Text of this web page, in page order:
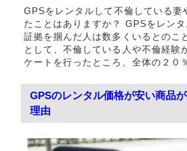
GPSをレンタルして不倫している妻
たことはありますか？ GPSをレン
証拠を掴んだ人は数多くいるとのこ
として、不倫している人や不倫経験
ケートを行ったところ、全体の２０
GPSのレンタル価格が安い商品
理由